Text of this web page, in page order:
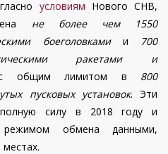
условиям Нового СНВ,
не более чем 1550
боеголовками и
700
ракетами и
общим лимитом в 800
пусковых установок. Эти
полную силу в 2018 году и
обмена данными,